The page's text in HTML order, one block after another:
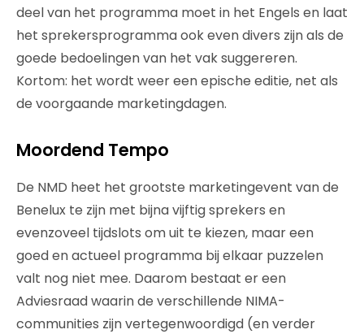
deel van het programma moet in het Engels en laat
het sprekersprogramma ook even divers zijn als de
goede bedoelingen van het vak suggereren.
Kortom: het wordt weer een epische editie, net als
de voorgaande marketingdagen.
Moordend Tempo
De NMD heet het grootste marketingevent van de
Benelux te zijn met bijna vijftig sprekers en
evenzoveel tijdslots om uit te kiezen, maar een
goed en actueel programma bij elkaar puzzelen
valt nog niet mee. Daarom bestaat er een
Adviesraad waarin de verschillende NIMA-
communities zijn vertegenwoordigd (en verder